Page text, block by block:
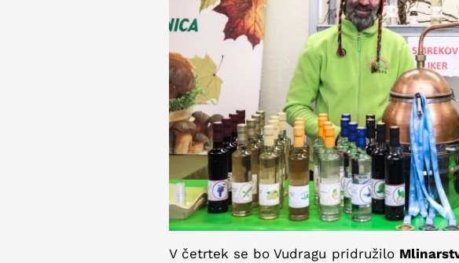
V četrtek se bo Vudragu pridružilo